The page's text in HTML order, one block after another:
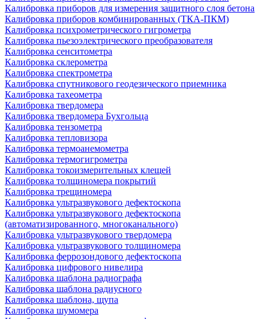
Калибровка приборов для измерения защитного слоя бетона
Калибровка приборов комбинированных (ТКА-ПКМ)
Калибровка психрометрического гигрометра
Калибровка пьезоэлектрического преобразователя
Калибровка сенситометра
Калибровка склерометра
Калибровка спектрометра
Калибровка спутникового геодезического приемника
Калибровка тахеометра
Калибровка твердомера
Калибровка твердомера Бухгольца
Калибровка тензометра
Калибровка тепловизора
Калибровка термоанемометра
Калибровка термогигрометра
Калибровка токоизмерительных клещей
Калибровка толщиномера покрытий
Калибровка трещиномера
Калибровка ультразвукового дефектоскопа
Калибровка ультразвукового дефектоскопа
(автоматизированного, многоканального)
Калибровка ультразвукового твердомера
Калибровка ультразвукового толщиномера
Калибровка феррозондового дефектоскопа
Калибровка цифрового нивелира
Калибровка шаблона радиографа
Калибровка шаблона радиусного
Калибровка шаблона, щупа
Калибровка шумомера